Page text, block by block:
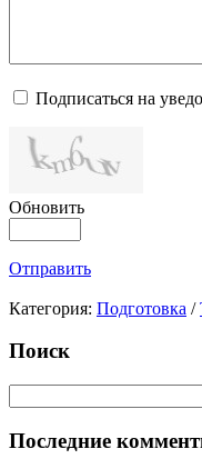
Подписаться на
Обновить
Отправить
Категория: Подготовка /
Поиск
Последние